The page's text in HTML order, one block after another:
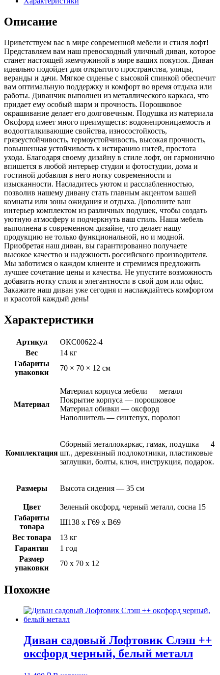
оксфорд
зеленый
Описание
Приветствуем вас в мире современной мебели и стиля лофт!
Представляем вам наш превосходный уличный диван, которое
станет настоящей жемчужиной в мире ваших покупок. Диван
идеально подойдет для открытого пространства, улицы,
веранды и дачи. Мягкое сиденье с высокой спинкой обеспечит
вам оптимальную поддержку и комфорт во время отдыха или
работы. Диванчик выполнен из металлического каркаса, что
придает ему особый шарм и прочность. Порошковое
окрашивание делает его долговечным. Подушка из материала
Оксфорд имеет много преимуществ: водонепроницаемость и
водоотталкивающие свойства, износостойкость,
грязеустойчивость, термоустойчивость, высокая прочность,
повышенная устойчивость к истиранию нитей, простота
ухода. Благодаря своему дизайну в стиле лофт, он гармонично
впишется в любой интерьер студии и фотостудии, дома и
гостиной добавляя в него нотку современности и
изысканности. Насладитесь уютом и расслабленностью,
позволив нашему дивану стать главным акцентом вашей
комнаты или зоны ожидания и отдыха. Дополните ваш
интерьер комплектом из различных подушек, чтобы создать
уютную атмосферу и подчеркнуть ваш стиль. Наша мебель
выполнена в современном дизайне, что делает нашу
продукцию не только функциональной, но и модной.
Приобретая наш диван, вы гарантированно получаете
высокое качество и надежность российского производителя.
Мы заботимся о каждом клиенте и стремимся предложить
лучшее сочетание цены и качества. Не упустите возможность
добавить нотку стиля и элегантности в свой дом или офис.
Закажите наш диван уже сегодня и наслаждайтесь комфортом
и красотой каждый день!
Характеристики
Артикул
ОКС00622-4
Вес
14 кг
Габариты
упаковки
70 × 70 × 12 см
Материал
Материал корпуса мебели — металл
Покрытие корпуса — порошковое
Материал обивки — оксфорд
Наполнитель — синтепух, поролон
Комплектация
Сборный металлокаркас, гамак, подушка — 4
шт., деревянный подлокотники, пластиковые
заглушки, болты, ключ, инструкция, подарок.
Размеры Высота сидения — 35 см
Цвет
Зеленый оксфорд, черный металл, сосна 15
Габариты
товара
Ш138 х Г69 х В69
Вес товара
13 кг
Гарантия
1 год
Размер
упаковки
70 х 70 х 12
Похожие
Диван садовый Лофтовик Слэш ++
оксфорд черный, белый металл